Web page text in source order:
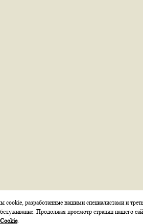
разработанные нашими специалистами и
Продолжая просмотр страниц нашего
.